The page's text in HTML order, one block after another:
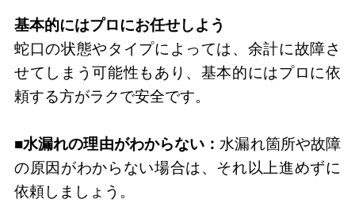
基本的にはプロにお任せしよう
蛇口の状態やタイプによっては、余計に故障さ
せてしまう可能性もあり、基本的にはプロに依
頼する方がラクで安全です。
■水漏れの理由がわからない： 水漏れ箇所や故障
の原因がわからない場合は、それ以上進めずに
依頼しましょう。